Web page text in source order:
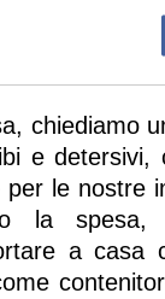
chiediamo
e detersivi,
le nostre
la spesa,
a casa